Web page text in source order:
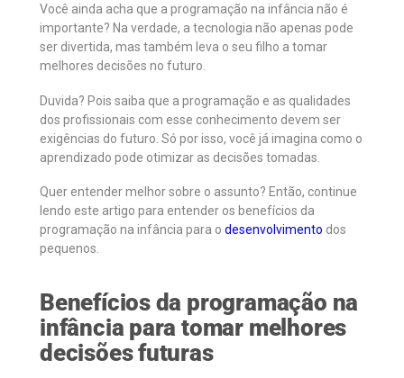
Você ainda acha que a programação na infância não é
importante? Na verdade, a tecnologia não apenas pode
ser divertida, mas também leva o seu filho a tomar
melhores decisões no futuro.
Duvida? Pois saiba que a programação e as qualidades
dos profissionais com esse conhecimento devem ser
exigências do futuro. Só por isso, você já imagina como o
aprendizado pode otimizar as decisões tomadas.
Quer entender melhor sobre o assunto? Então, continue
lendo este artigo para entender os benefícios da
programação na infância para o desenvolvimento dos
pequenos.
Benefícios da programação na
infância para tomar melhores
decisões futuras